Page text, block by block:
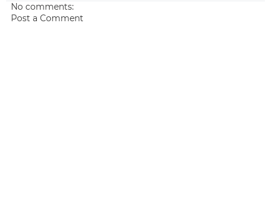
No comments:
Post a Comment